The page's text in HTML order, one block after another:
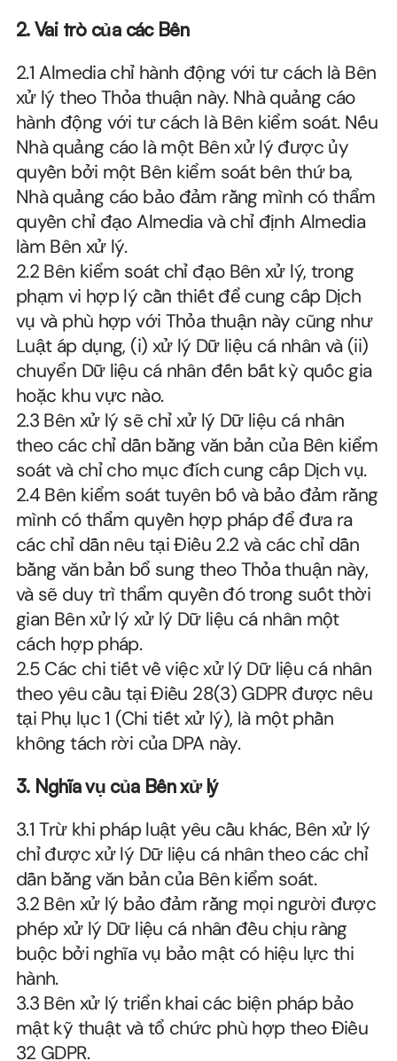
2. Vai trò của các Bên
2.1 Almedia chỉ hành động với tư cách là Bên
xử lý theo Thỏa thuận này. Nhà quảng cáo
hành động với tư cách là Bên kiểm soát. Nếu
Nhà quảng cáo là một Bên xử lý được ủy
quyền bởi một Bên kiểm soát bên thứ ba,
Nhà quảng cáo bảo đảm rằng mình có thẩm
quyền chỉ đạo Almedia và chỉ định Almedia
làm Bên xử lý.
2.2 Bên kiểm soát chỉ đạo Bên xử lý, trong
phạm vi hợp lý cần thiết để cung cấp Dịch
vụ và phù hợp với Thỏa thuận này cũng như
Luật áp dụng, (i) xử lý Dữ liệu cá nhân và (ii)
chuyển Dữ liệu cá nhân đến bất kỳ quốc gia
hoặc khu vực nào.
2.3 Bên xử lý sẽ chỉ xử lý Dữ liệu cá nhân
theo các chỉ dẫn bằng văn bản của Bên kiểm
soát và chỉ cho mục đích cung cấp Dịch vụ.
2.4 Bên kiểm soát tuyên bố và bảo đảm rằng
mình có thẩm quyền hợp pháp để đưa ra
các chỉ dẫn nêu tại Điều 2.2 và các chỉ dẫn
bằng văn bản bổ sung theo Thỏa thuận này,
và sẽ duy trì thẩm quyền đó trong suốt thời
gian Bên xử lý xử lý Dữ liệu cá nhân một
cách hợp pháp.
2.5 Các chi tiết về việc xử lý Dữ liệu cá nhân
theo yêu cầu tại Điều 28(3) GDPR được nêu
tại Phụ lục 1 (Chi tiết xử lý), là một phần
không tách rời của DPA này.
3. Nghĩa vụ của Bên xử lý
3.1 Trừ khi pháp luật yêu cầu khác, Bên xử lý
chỉ được xử lý Dữ liệu cá nhân theo các chỉ
dẫn bằng văn bản của Bên kiểm soát.
3.2 Bên xử lý bảo đảm rằng mọi người được
phép xử lý Dữ liệu cá nhân đều chịu ràng
buộc bởi nghĩa vụ bảo mật có hiệu lực thi
hành.
3.3 Bên xử lý triển khai các biện pháp bảo
mật kỹ thuật và tổ chức phù hợp theo Điều
32 GDPR.